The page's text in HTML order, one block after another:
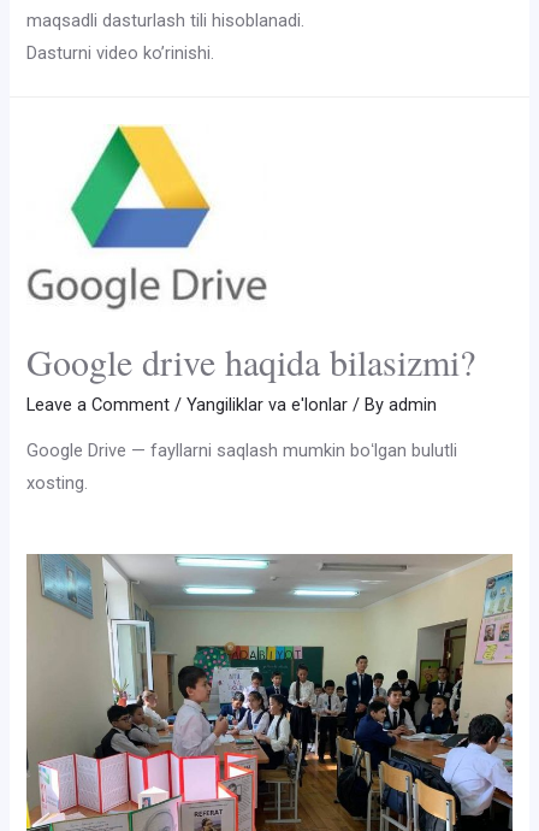
maqsadli dasturlash tili hisoblanadi.
Dasturni video ko’rinishi.
Google drive haqida bilasizmi?
Leave a Comment /Yangiliklar va e'lonlar / Byadmin
Google Drive — fayllarni saqlash mumkin boʻlgan bulutli
xosting.